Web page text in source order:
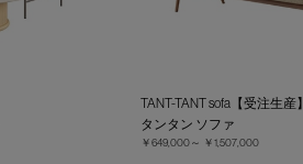
TANT-TANT sofa【受注生産】
タンタン ソファ
￥649,000～ ￥1,507,000